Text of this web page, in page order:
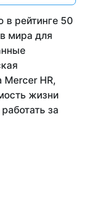
в рейтинге 50
мира для
Mercer HR,
жизни
за